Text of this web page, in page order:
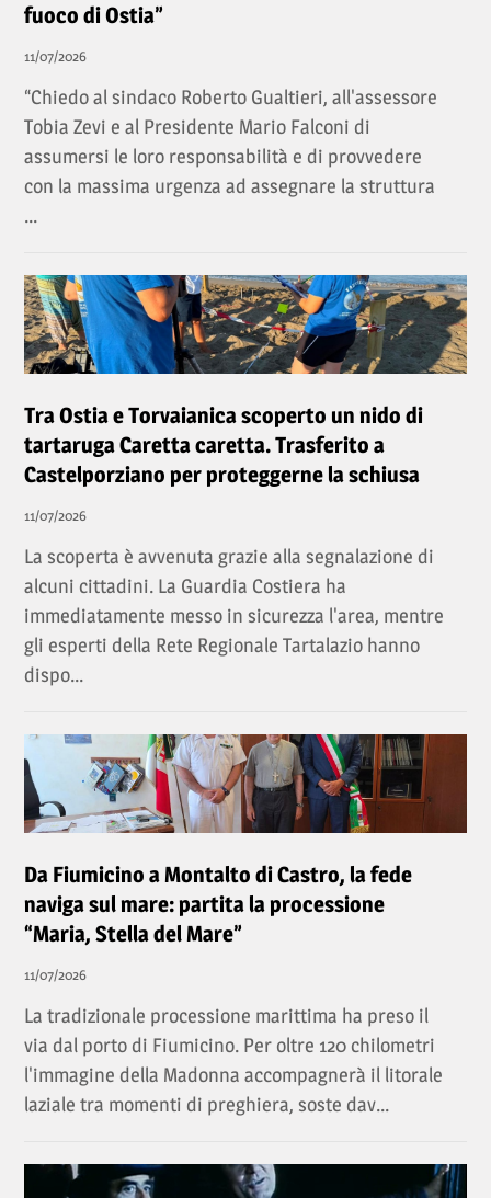
fuoco di Ostia”
11/07/2026
“Chiedo al sindaco Roberto Gualtieri, all'assessore
Tobia Zevi e al Presidente Mario Falconi di
assumersi le loro responsabilità e di provvedere
con la massima urgenza ad assegnare la struttura
...
Tra Ostia e Torvaianica scoperto un nido di
tartaruga Caretta caretta. Trasferito a
Castelporziano per proteggerne la schiusa
11/07/2026
La scoperta è avvenuta grazie alla segnalazione di
alcuni cittadini. La Guardia Costiera ha
immediatamente messo in sicurezza l'area, mentre
gli esperti della Rete Regionale Tartalazio hanno
dispo...
Da Fiumicino a Montalto di Castro, la fede
naviga sul mare: partita la processione
“Maria, Stella del Mare”
11/07/2026
La tradizionale processione marittima ha preso il
via dal porto di Fiumicino. Per oltre 120 chilometri
l'immagine della Madonna accompagnerà il litorale
laziale tra momenti di preghiera, soste dav...